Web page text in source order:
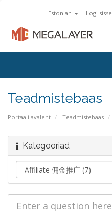
Estonian Logi sisse
Teadmistebaas
Portaali avaleht Teadmistebaas
Kategooriad